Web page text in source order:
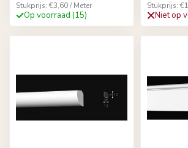
Stukprijs: €3,60 / Meter
Op voorraad (15)
Stukprijs:
Niet op